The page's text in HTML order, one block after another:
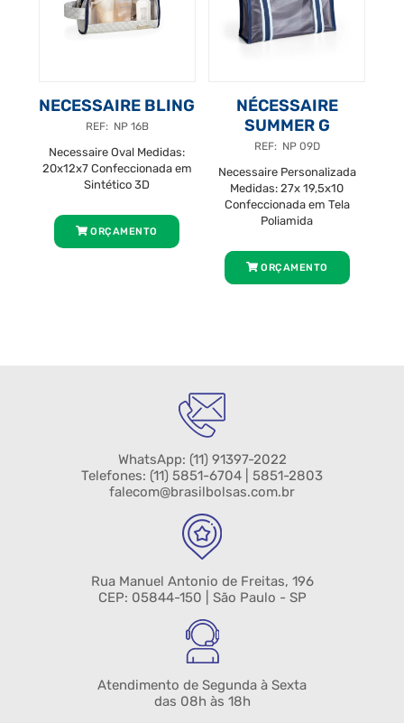
NECESSAIRE BLING
REF: NP 16B
Necessaire Oval Medidas:
20x12x7 Confeccionada em
Sintético 3D
ORÇAMENTO
NÉCESSAIRE
SUMMER G
REF: NP 09D
Necessaire Personalizada
Medidas: 27x 19,5x10
Confeccionada em Tela
Poliamida
ORÇAMENTO
WhatsApp: (11) 91397-2022
Telefones: (11) 5851-6704 | 5851-2803
falecom@brasilbolsas.com.br
Rua Manuel Antonio de Freitas, 196
CEP: 05844-150 | São Paulo - SP
Atendimento de Segunda à Sexta
das 08h às 18h